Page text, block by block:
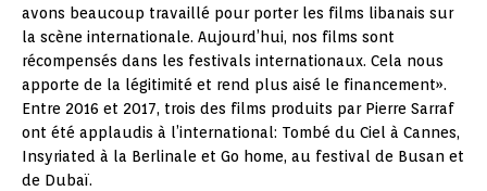
avons beaucoup travaillé pour porter les films libanais sur
la scène internationale. Aujourd’hui, nos films sont
récompensés dans les festivals internationaux. Cela nous
apporte de la légitimité et rend plus aisé le financement».
Entre 2016 et 2017, trois des films produits par Pierre Sarraf
ont été applaudis à l’international: Tombé du Ciel à Cannes,
Insyriated à la Berlinale et Go home, au festival de Busan et
de Dubaï.